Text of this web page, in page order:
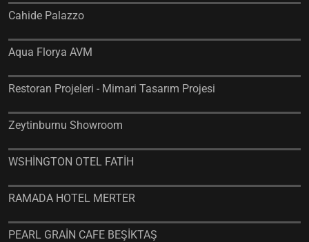
Cahide Palazzo
Aqua Florya AVM
Restoran Projeleri - Mimari Tasarım Projesi
Zeytinburnu Showroom
WSHİNGTON OTEL FATİH
RAMADA HOTEL MERTER
PEARL GRAİN CAFE BEŞİKTAŞ